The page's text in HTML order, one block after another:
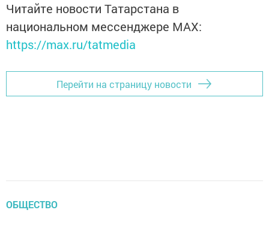
Читайте новости Татарстана в
национальном мессенджере MАХ:
https://max.ru/tatmedia
Перейти на страницу новости
ОБЩЕСТВО